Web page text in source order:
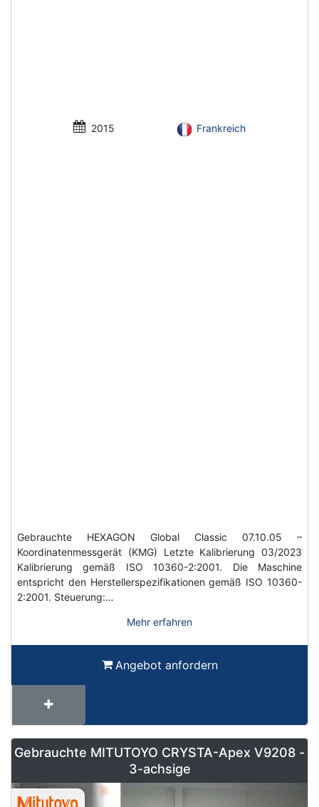
2015 Frankreich
Gebrauchte HEXAGON Global Classic 07.10.05 –
Koordinatenmessgerät (KMG) Letzte Kalibrierung 03/2023
Kalibrierung gemäß ISO 10360-2:2001. Die Maschine
entspricht den Herstellerspezifikationen gemäß ISO 10360-
2:2001. Steuerung:…
Mehr erfahren
Angebot anfordern
Gebrauchte MITUTOYO CRYSTA-Apex V9208 -
3-achsige